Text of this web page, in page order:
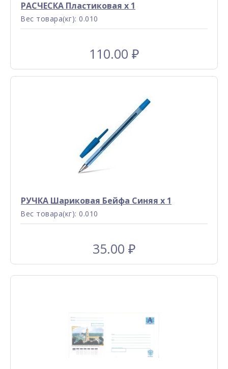
РАСЧЕСКА Пластиковая x 1
Вес товара(кг): 0.010
110.00 ₽
РУЧКА Шариковая Бейфа Синяя x 1
Вес товара(кг): 0.010
35.00 ₽